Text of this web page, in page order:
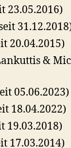
23.05.2016)
20.04.2015)
&
05.06.2023)
18.04.2022)
19.03.2018)
17.03.2014)